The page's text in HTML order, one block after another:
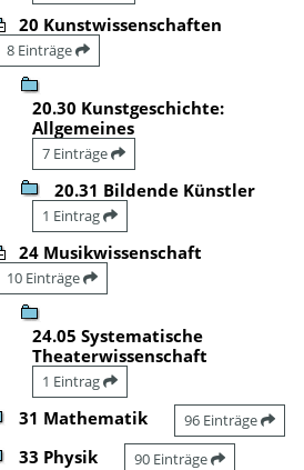
20 Kunstwissenschaften
8 Einträge
20.30 Kunstgeschichte:
Allgemeines
7 Einträge
20.31 Bildende Künstler
1 Eintrag
24 Musikwissenschaft
10 Einträge
24.05 Systematische
Theaterwissenschaft
1 Eintrag
31 Mathematik 96 Einträge
33 Physik 90 Einträge